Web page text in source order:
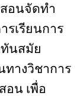
อนจัดทำ
รเรียนการ
นสมัย
ทางวิชาการ
อน เพื่อ